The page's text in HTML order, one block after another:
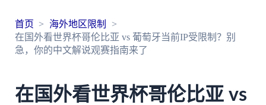
首页
海外地区限制
在国外看世界杯哥伦比亚 vs 葡萄牙当前IP受限制？别
急，你的中文解说观赛指南来了
在国外看世界杯哥伦比亚 vs